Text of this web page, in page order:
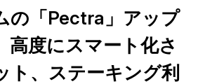
の「Pectra」アップ
高度にスマート化さ
ト、ステーキング利